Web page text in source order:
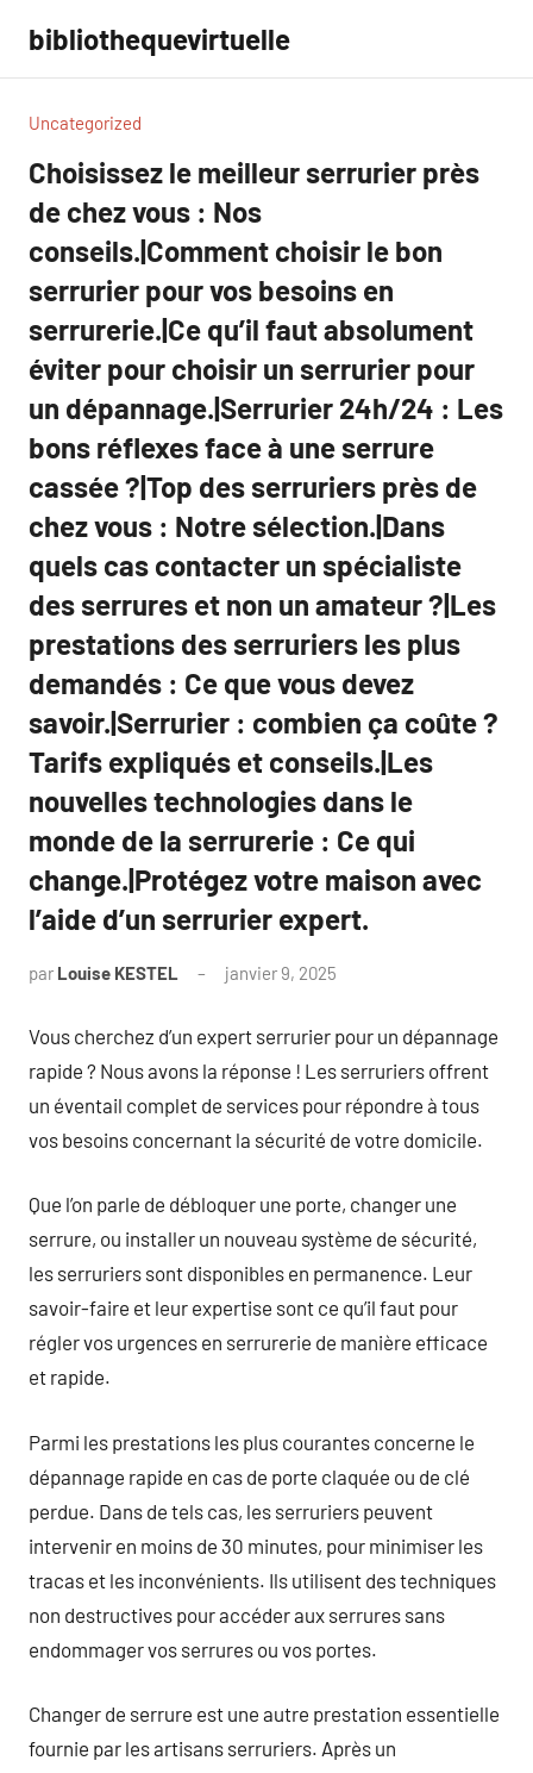
contenu
bibliothequevirtuelle
Uncategorized
Choisissez le meilleur serrurier près
de chez vous : Nos
conseils.|Comment choisir le bon
serrurier pour vos besoins en
serrurerie.|Ce qu’il faut absolument
éviter pour choisir un serrurier pour
un dépannage.|Serrurier 24h/24 : Les
bons réflexes face à une serrure
cassée ?|Top des serruriers près de
chez vous : Notre sélection.|Dans
quels cas contacter un spécialiste
des serrures et non un amateur ?|Les
prestations des serruriers les plus
demandés : Ce que vous devez
savoir.|Serrurier : combien ça coûte ?
Tarifs expliqués et conseils.|Les
nouvelles technologies dans le
monde de la serrurerie : Ce qui
change.|Protégez votre maison avec
l’aide d’un serrurier expert.
par Louise KESTEL janvier 9, 2025
Vous cherchez d’un expert serrurier pour un dépannage
rapide ? Nous avons la réponse ! Les serruriers offrent
un éventail complet de services pour répondre à tous
vos besoins concernant la sécurité de votre domicile.
Que l’on parle de débloquer une porte, changer une
serrure, ou installer un nouveau système de sécurité,
les serruriers sont disponibles en permanence. Leur
savoir-faire et leur expertise sont ce qu’il faut pour
régler vos urgences en serrurerie de manière efficace
et rapide.
Parmi les prestations les plus courantes concerne le
dépannage rapide en cas de porte claquée ou de clé
perdue. Dans de tels cas, les serruriers peuvent
intervenir en moins de 30 minutes, pour minimiser les
tracas et les inconvénients. Ils utilisent des techniques
non destructives pour accéder aux serrures sans
endommager vos serrures ou vos portes.
Changer de serrure est une autre prestation essentielle
fournie par les artisans serruriers. Après un